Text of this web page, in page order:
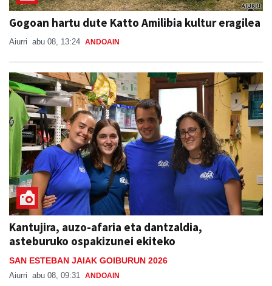
Gogoan hartu dute Katto Amilibia kultur eragilea
Aiurri abu 08, 13:24 ANDOAIN
Kantujira, auzo-afaria eta dantzaldia,
asteburuko ospakizunei ekiteko
SAN ESTEBAN JAIAK GOIBURUN 2026
Aiurri abu 08, 09:31 ANDOAIN